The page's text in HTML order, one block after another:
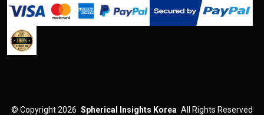
© Copyright 2026 Spherical Insights Korea All Rights Reserved